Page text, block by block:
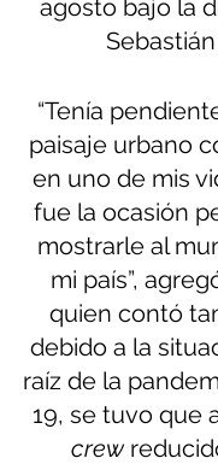
agosto bajo la
“Tenía
paisaje urbano
en uno de mis
fue la ocasión
mostrarle al
mi país”,
quien contó
debido a la
raíz de la
19, se tuvo que
crew